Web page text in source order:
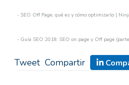
- SEO Off Page, qué es y cómo optimizarlo |
- Guía SEO 2018: SEO on page y Off page
Tweet Compartir